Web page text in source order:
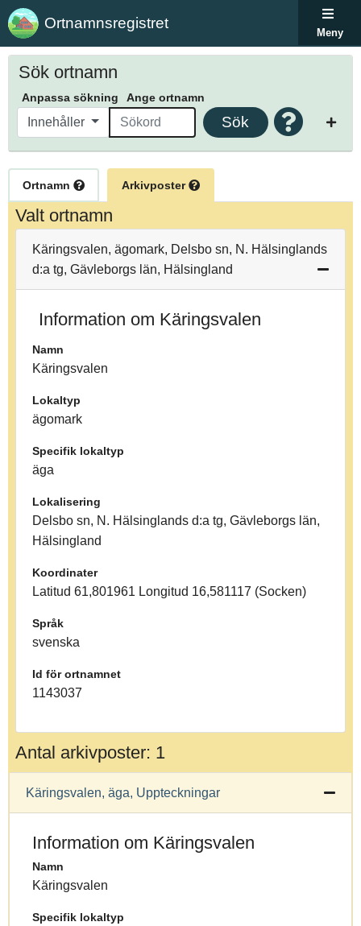
Ortnamnsregistret
Meny
Sök ortnamn
Anpassa sökning Ange ortnamn
Innehåller Sök
Ortnamn Arkivposter
Valt ortnamn
Käringsvalen, ägomark, Delsbo sn, N. Hälsinglands
d:a tg, Gävleborgs län, Hälsingland
Information om Käringsvalen
Namn
Käringsvalen
Lokaltyp
ägomark
Specifik lokaltyp
äga
Lokalisering
Delsbo sn, N. Hälsinglands d:a tg, Gävleborgs län,
Hälsingland
Koordinater
Latitud 61,801961 Longitud 16,581117 (Socken)
Språk
svenska
Id för ortnamnet
1143037
Antal arkivposter: 1
Käringsvalen, äga, Uppteckningar
Information om Käringsvalen
Namn
Käringsvalen
Specifik lokaltyp